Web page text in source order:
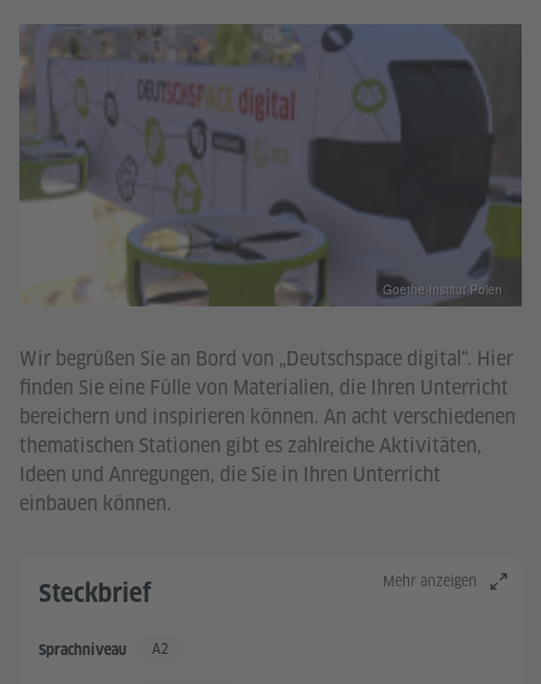
Goethe-Institut Polen
Wir begrüßen Sie an Bord von „Deutschspace digital“. Hier
finden Sie eine Fülle von Materialien, die Ihren Unterricht
bereichern und inspirieren können. An acht verschiedenen
thematischen Stationen gibt es zahlreiche Aktivitäten,
Ideen und Anregungen, die Sie in Ihren Unterricht
einbauen können.
Mehr anzeigen
Steckbrief
Sprachniveau Grundkenntnisse +
A2